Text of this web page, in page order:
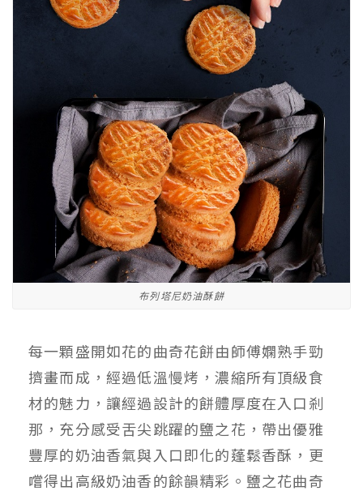
布列塔尼奶油酥餅
每一顆盛開如花的曲奇花餅由師傅嫻熟手勁
擠畫而成，經過低溫慢烤，濃縮所有頂級食
材的魅力，讓經過設計的餅體厚度在入口剎
那，充分感受舌尖跳躍的鹽之花，帶出優雅
豐厚的奶油香氣與入口即化的蓬鬆香酥，更
嚐得出高級奶油香的餘韻精彩。鹽之花曲奇